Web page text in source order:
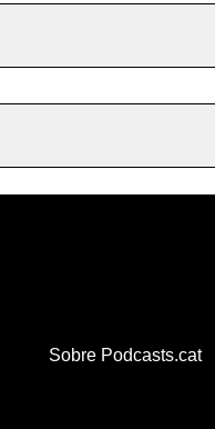
Sobre Podcasts.cat